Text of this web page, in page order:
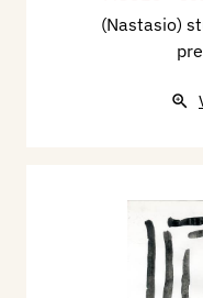
(Nastasio)